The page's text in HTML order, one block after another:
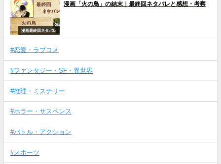
漫画最終回ネタバレ
漫画「火の鳥」の結末｜最終回ネタバレと感想・考察
#恋愛・ラブコメ
#ファンタジー・SF・異世界
#推理・ミステリー
#ホラー・サスペンス
#バトル・アクション
#スポーツ